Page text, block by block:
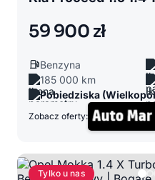
59 900 zł
Benzyna
185 000 km
Pobiedziska
Zobacz oferty:
Tylko u nas